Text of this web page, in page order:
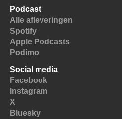
Podcast
Alle afleveringen
Spotify
Apple Podcasts
Podimo
Social media
Facebook
Instagram
X
Bluesky